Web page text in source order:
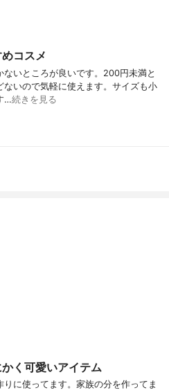
コスメ
いところが良いです。200円未満と
いので気軽に使えます。サイズも小
…続きを見る
く可愛いアイテム
に使ってます。家族の分を作ってま